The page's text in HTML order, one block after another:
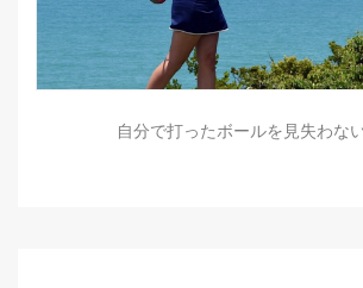
自分で打ったボールを見失わない